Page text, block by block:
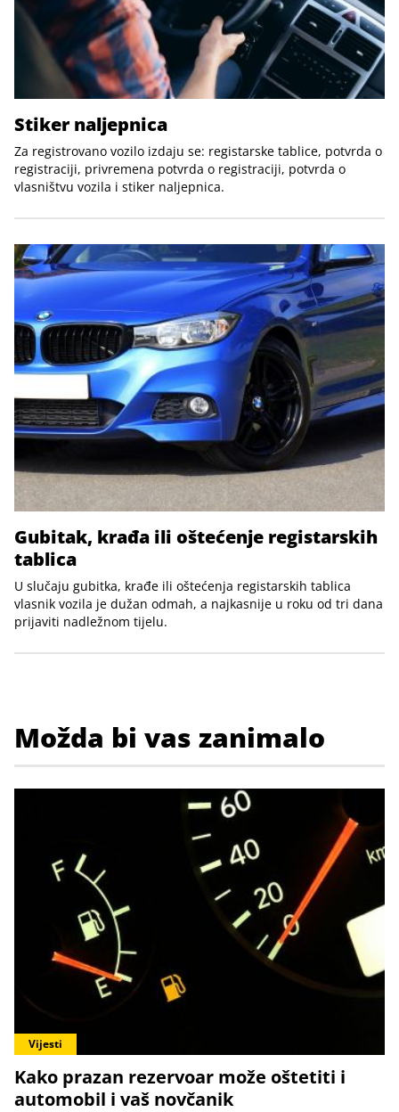
Stiker naljepnica
Za registrovano vozilo izdaju se: registarske tablice, potvrda o
registraciji, privremena potvrda o registraciji, potvrda o
vlasništvu vozila i stiker naljepnica.
Gubitak, krađa ili oštećenje registarskih
tablica
U slučaju gubitka, krađe ili oštećenja registarskih tablica
vlasnik vozila je dužan odmah, a najkasnije u roku od tri dana
prijaviti nadležnom tijelu.
Možda bi vas zanimalo
Vijesti
Kako prazan rezervoar može oštetiti i
automobil i vaš novčanik